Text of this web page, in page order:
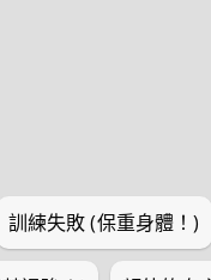
訓練失敗 (保重身體！)